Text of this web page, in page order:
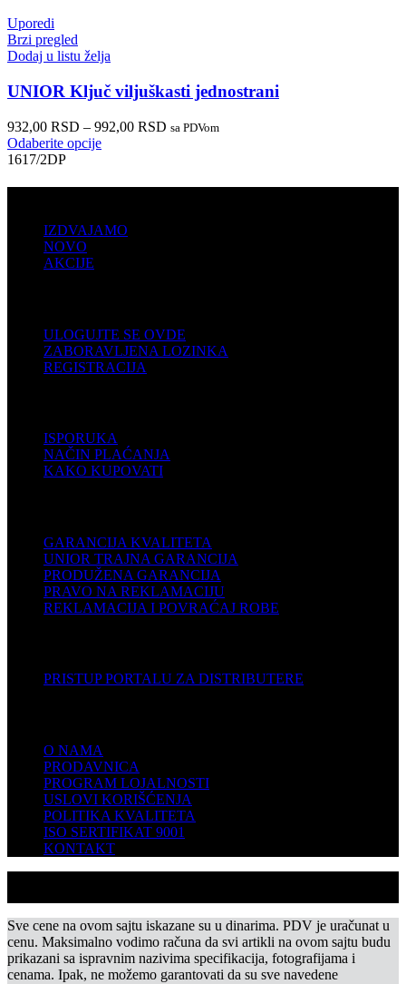
Uporedi
Brzi pregled
Dodaj u listu želja
UNIOR Ključ viljuškasti jednostrani
932,00 RSD – 992,00 RSD sa PDVom
Odaberite opcije
1617/2DP
IZDVAJAMO
NOVO
AKCIJE
ULOGUJTE SE OVDE
ZABORAVLJENA LOZINKA
REGISTRACIJA
ISPORUKA
NAČIN PLAĆANJA
KAKO KUPOVATI
GARANCIJA KVALITETA
UNIOR TRAJNA GARANCIJA
PRODUŽENA GARANCIJA
PRAVO NA REKLAMACIJU
REKLAMACIJA I POVRAĆAJ ROBE
PRISTUP PORTALU ZA DISTRIBUTERE
O NAMA
PRODAVNICA
PROGRAM LOJALNOSTI
USLOVI KORIŠĆENJA
POLITIKA KVALITETA
ISO SERTIFIKAT 9001
KONTAKT
Sve cene na ovom sajtu iskazane su u dinarima. PDV je uračunat u
cenu. Maksimalno vodimo računa da svi artikli na ovom sajtu budu
prikazani sa ispravnim nazivima specifikacija, fotografijama i
cenama. Ipak, ne možemo garantovati da su sve navedene